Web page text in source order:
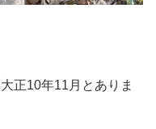
正10年11月とありま